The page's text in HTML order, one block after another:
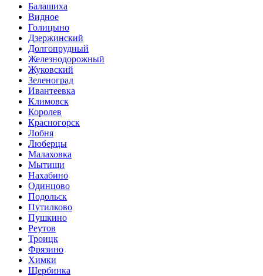
Балашиха
Видное
Голицыно
Дзержинский
Долгопрудный
Железнодорожный
Жуковский
Зеленоград
Ивантеевка
Климовск
Королев
Красногорск
Лобня
Люберцы
Малаховка
Мытищи
Нахабино
Одинцово
Подольск
Путилково
Пушкино
Реутов
Троицк
Фрязино
Химки
Щербинка